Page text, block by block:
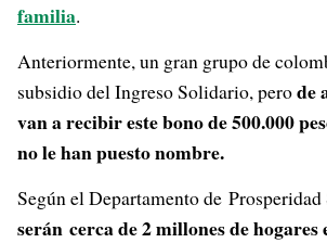
familia.
Anteriormente, un gran grupo de
subsidio del Ingreso Solidario, perode
van a recibir este bono de 500.000
no le han puesto nombre.
Según el Departamento de
serán cerca de 2 millones de hogares